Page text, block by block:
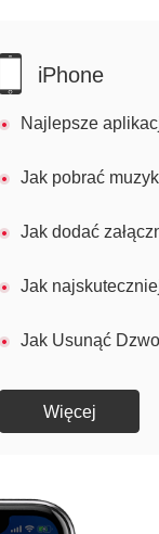
iPhone
Najlepsze
Jak pobrać
Jak dodać
Jak
Jak Usunąć
Więcej